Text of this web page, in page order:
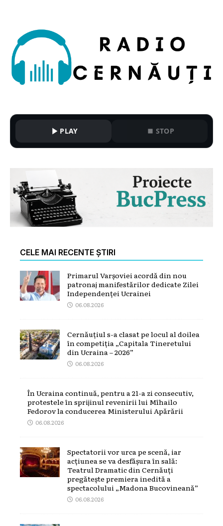
PLAY STOP
CELE MAI RECENTE ȘTIRI
Primarul Varșoviei acordă din nou
patronaj manifestărilor dedicate Zilei
Independenței Ucrainei
06.08.2026
Cernăuțiul s-a clasat pe locul al doilea
în competiția „Capitala Tineretului
din Ucraina – 2026”
06.08.2026
În Ucraina continuă, pentru a 21-a zi consecutiv,
protestele în sprijinul revenirii lui Mîhailo
Fedorov la conducerea Ministerului Apărării
06.08.2026
Spectatorii vor urca pe scenă, iar
acțiunea se va desfășura în sală:
Teatrul Dramatic din Cernăuți
pregătește premiera inedită a
spectacolului „Madona Bucovineană”
06.08.2026